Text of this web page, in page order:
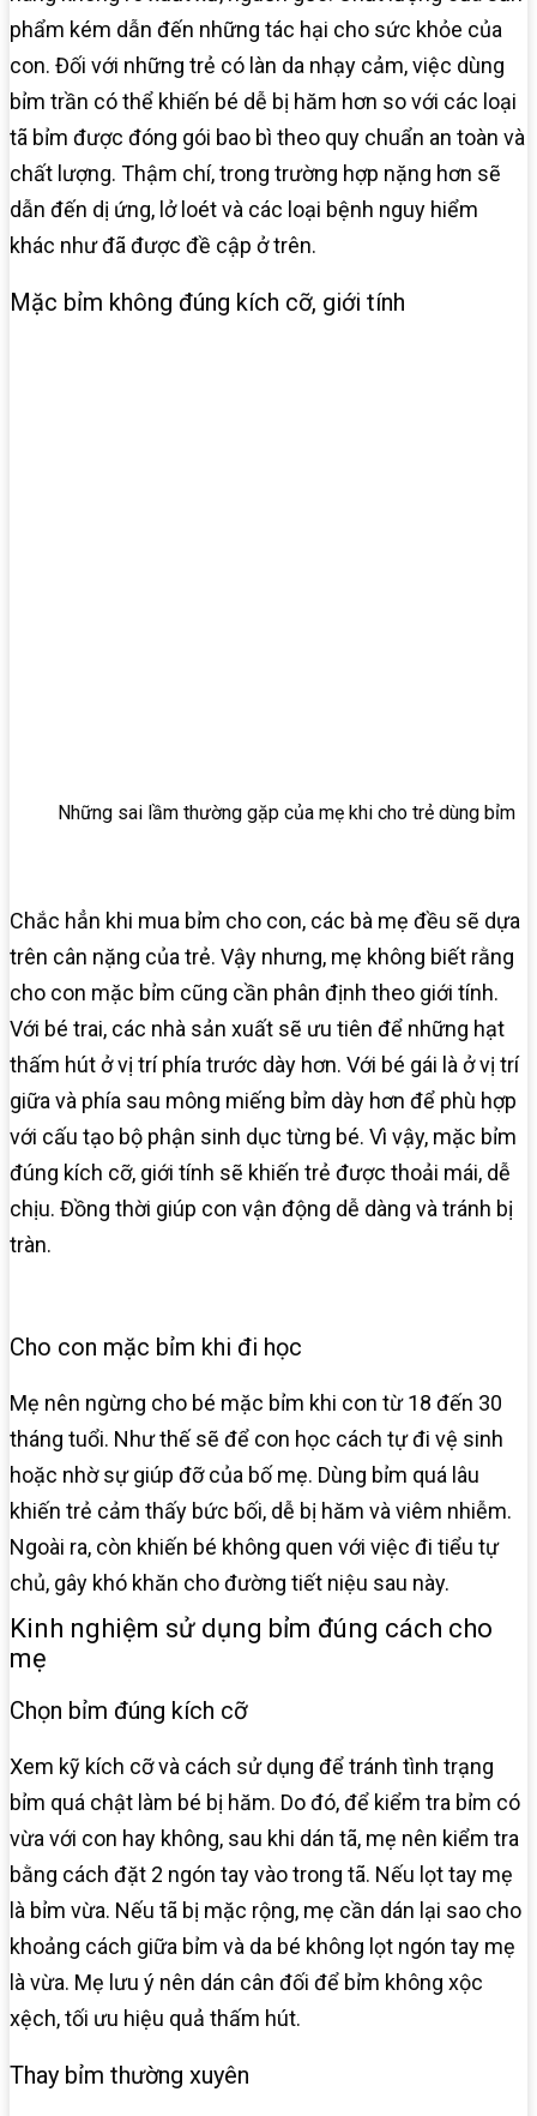
phẩm kém dẫn đến những tác hại cho sức khỏe của
con. Đối với những trẻ có làn da nhạy cảm, việc dùng
bỉm trần có thể khiến bé dễ bị hăm hơn so với các loại
tã bỉm được đóng gói bao bì theo quy chuẩn an toàn và
chất lượng. Thậm chí, trong trường hợp nặng hơn sẽ
dẫn đến dị ứng, lở loét và các loại bệnh nguy hiểm
khác như đã được đề cập ở trên.
Mặc bỉm không đúng kích cỡ, giới tính
Những sai lầm thường gặp của mẹ khi cho trẻ dùng bỉm
Chắc hẳn khi mua bỉm cho con, các bà mẹ đều sẽ dựa
trên cân nặng của trẻ. Vậy nhưng, mẹ không biết rằng
cho con mặc bỉm cũng cần phân định theo giới tính.
Với bé trai, các nhà sản xuất sẽ ưu tiên để những hạt
thấm hút ở vị trí phía trước dày hơn. Với bé gái là ở vị trí
giữa và phía sau mông miếng bỉm dày hơn để phù hợp
với cấu tạo bộ phận sinh dục từng bé. Vì vậy, mặc bỉm
đúng kích cỡ, giới tính sẽ khiến trẻ được thoải mái, dễ
chịu. Đồng thời giúp con vận động dễ dàng và tránh bị
tràn.
Cho con mặc bỉm khi đi học
Mẹ nên ngừng cho bé mặc bỉm khi con từ 18 đến 30
tháng tuổi. Như thế sẽ để con học cách tự đi vệ sinh
hoặc nhờ sự giúp đỡ của bố mẹ. Dùng bỉm quá lâu
khiến trẻ cảm thấy bức bối, dễ bị hăm và viêm nhiễm.
Ngoài ra, còn khiến bé không quen với việc đi tiểu tự
chủ, gây khó khăn cho đường tiết niệu sau này.
Kinh nghiệm sử dụng bỉm đúng cách cho
mẹ
Chọn bỉm đúng kích cỡ
Xem kỹ kích cỡ và cách sử dụng để tránh tình trạng
bỉm quá chật làm bé bị hăm. Do đó, để kiểm tra bỉm có
vừa với con hay không, sau khi dán tã, mẹ nên kiểm tra
bằng cách đặt 2 ngón tay vào trong tã. Nếu lọt tay mẹ
là bỉm vừa. Nếu tã bị mặc rộng, mẹ cần dán lại sao cho
khoảng cách giữa bỉm và da bé không lọt ngón tay mẹ
là vừa. Mẹ lưu ý nên dán cân đối để bỉm không xộc
xệch, tối ưu hiệu quả thấm hút.
Thay bỉm thường xuyên